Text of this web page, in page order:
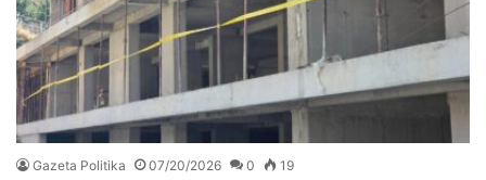
Gazeta Politika 07/20/2026 0 19